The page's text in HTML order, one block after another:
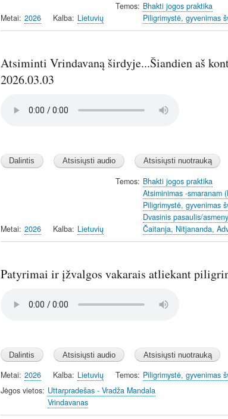
Metai 2026 Kalba Lietuvių
Temos Bhakti jogos praktika
Piligrimystė, gyvenimas
Atsiminti Vrindavaną širdyje...Šiandien aš
2026.03.03
Metai 2026 Kalba Lietuvių
Temos Bhakti jogos praktika
Atsiminimas -smaranam
Piligrimystė, gyvenimas
Dvasinis pasaulis/
Čaitanja, Nitjananda,
Patyrimai ir įžvalgos vakarais atliekant
Metai 2026 Kalba Lietuvių Temos Piligrimystė, gyvenimas
Jėgos vietos Uttarpradešas - Vradža Mandala
Vrindavanas